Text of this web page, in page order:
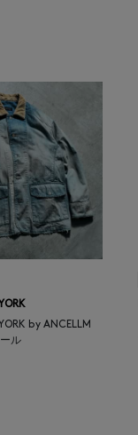
YORK by ANCELLM
ル